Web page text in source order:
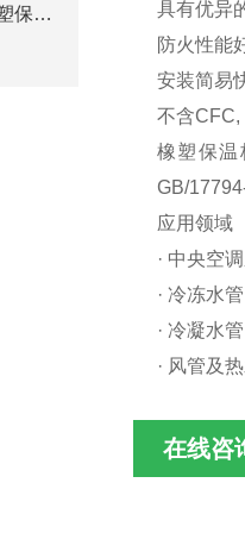
橡塑保温板厂家,阻燃海绵橡塑保温板厂家出售
具有优异
防火性能
安装简易
不含CFC,
橡塑保温
GB/
应用领域
· 中央空
· 冷冻水
· 冷凝水
· 风管及
在线咨